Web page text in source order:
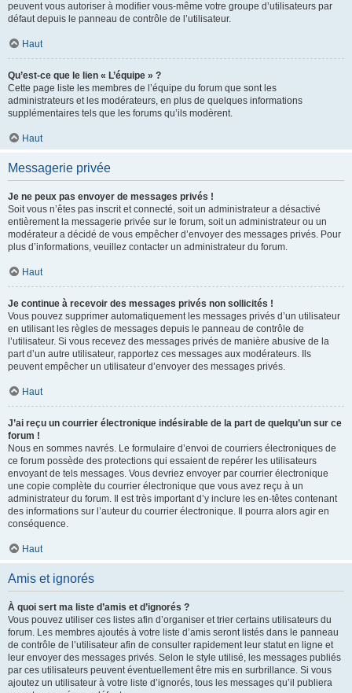
peuvent vous autoriser à modifier vous-même votre groupe d’utilisateurs par
défaut depuis le panneau de contrôle de l’utilisateur.
Haut
Qu’est-ce que le lien « L’équipe » ?
Cette page liste les membres de l’équipe du forum que sont les
administrateurs et les modérateurs, en plus de quelques informations
supplémentaires tels que les forums qu’ils modèrent.
Haut
Messagerie privée
Je ne peux pas envoyer de messages privés !
Soit vous n’êtes pas inscrit et connecté, soit un administrateur a désactivé
entièrement la messagerie privée sur le forum, soit un administrateur ou un
modérateur a décidé de vous empêcher d’envoyer des messages privés. Pour
plus d’informations, veuillez contacter un administrateur du forum.
Haut
Je continue à recevoir des messages privés non sollicités !
Vous pouvez supprimer automatiquement les messages privés d’un utilisateur
en utilisant les règles de messages depuis le panneau de contrôle de
l’utilisateur. Si vous recevez des messages privés de manière abusive de la
part d’un autre utilisateur, rapportez ces messages aux modérateurs. Ils
peuvent empêcher un utilisateur d’envoyer des messages privés.
Haut
J’ai reçu un courrier électronique indésirable de la part de quelqu’un sur ce
forum !
Nous en sommes navrés. Le formulaire d’envoi de courriers électroniques de
ce forum possède des protections qui essaient de repérer les utilisateurs
envoyant de tels messages. Vous devriez envoyer par courrier électronique
une copie complète du courrier électronique que vous avez reçu à un
administrateur du forum. Il est très important d’y inclure les en-têtes contenant
des informations sur l’auteur du courrier électronique. Il pourra alors agir en
conséquence.
Haut
Amis et ignorés
À quoi sert ma liste d’amis et d’ignorés ?
Vous pouvez utiliser ces listes afin d’organiser et trier certains utilisateurs du
forum. Les membres ajoutés à votre liste d’amis seront listés dans le panneau
de contrôle de l’utilisateur afin de consulter rapidement leur statut en ligne et
leur envoyer des messages privés. Selon le style utilisé, les messages publiés
par ces utilisateurs peuvent éventuellement être mis en surbrillance. Si vous
ajoutez un utilisateur à votre liste d’ignorés, tous les messages qu’il publiera